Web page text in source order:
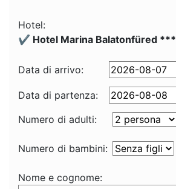
Hotel:
✔️ Hotel Marina Balatonfüred ***
Data di arrivo:
Data di partenza:
Numero di adulti:
Numero di bambini:
Nome e cognome: